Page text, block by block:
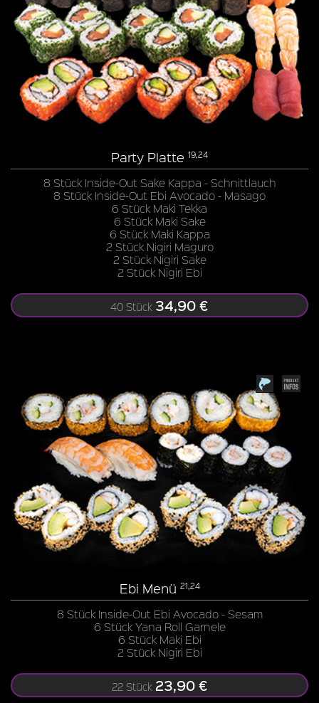
Party Platte 19,24
8 Stück Inside-Out Sake Kappa - Schnittlauch
8 Stück Inside-Out Ebi Avocado - Masago
6 Stück Maki Tekka
6 Stück Maki Sake
6 Stück Maki Kappa
2 Stück Nigiri Maguro
2 Stück Nigiri Sake
2 Stück Nigiri Ebi
40 Stück 34,90 €
Ebi Menü 21,24
8 Stück Inside-Out Ebi Avocado - Sesam
6 Stück Yana Roll Garnele
6 Stück Maki Ebi
2 Stück Nigiri Ebi
22 Stück 23,90 €